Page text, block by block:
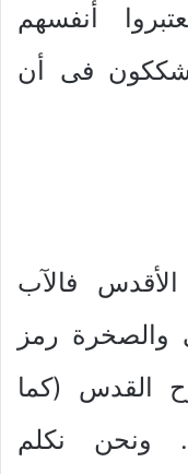
أنفسهم
يشككون فى أن
فالآب
والصخرة رمز
القدس (كما
ونحن نكلم